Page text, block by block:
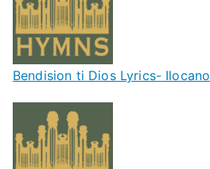
Bendision ti Dios Lyrics-